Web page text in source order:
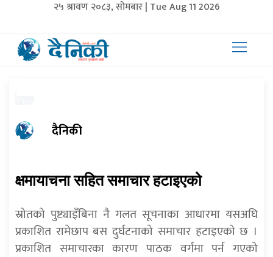
२५ श्रावण २०८३, सोमबार | Tue Aug 11 2026
दैनिकी
क्षमायाचना सहित समाचार हटाइएको
स्रोतको पुष्ट्याइँबिना नै गलत सूचनाका आधारमा यसअघि
प्रकाशित रामेछाप बस दुर्घटनाको समाचार हटाइएको छ ।
प्रकाशित समाचारका कारण पाठक वर्गमा पर्न गएको